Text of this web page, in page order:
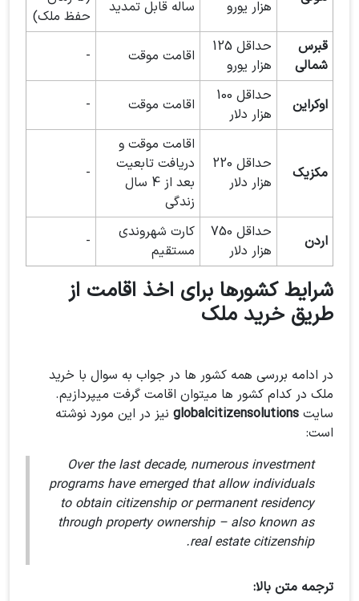
هزار یورو
ساله قابل تمدید
حفظ ملک)
قبرس
شمالی
حداقل 125
هزار یورو
اقامت موقت -
اوکراین
حداقل 100
هزار دلار
اقامت موقت -
مکزیک
حداقل 220
هزار دلار
اقامت موقت و
دریافت تابعیت
بعد از 4 سال
زندگی
-
اردن
حداقل 750
هزار دلار
کارت شهروندی
مستقیم
-
شرایط کشورها برای اخذ اقامت از
طریق خرید ملک
در ادامه بررسی همه کشور ها در جواب به سوال با خرید
ملک در کدام کشور ها میتوان اقامت گرفت میپردازیم.
سایت globalcitizensolutions نیز در این مورد نوشته
است:
Over the last decade, numerous investment
programs have emerged that allow individuals
to obtain citizenship or permanent residency
through property ownership – also known as
real estate citizenship.
ترجمه متن بالا: